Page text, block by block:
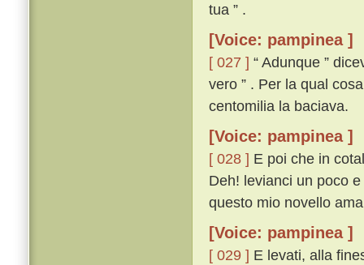
tua ” .
[Voice: pampinea ]
[ 027 ] “ Adunque ”
vero ” . Per la qual
centomilia la baciava.
[Voice: pampinea ]
[ 028 ] E poi che in
Deh! levianci un poco
questo mio novello
[Voice: pampinea ]
[ 029 ] E levati, alla